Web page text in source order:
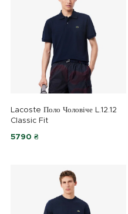
Lacoste Поло Чоловіче L.12.12
Classic Fit
5790 ₴